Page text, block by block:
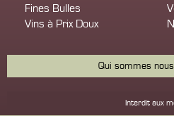
Fines Bulles
Vins à Prix Doux
Qui sommes
Interdit aux